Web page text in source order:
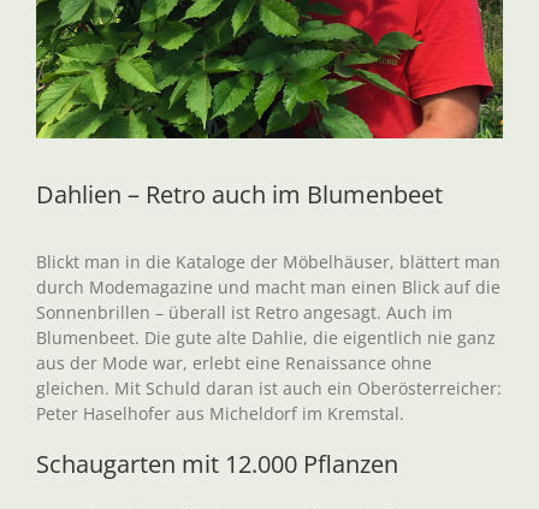
Dahlien – Retro auch im Blumenbeet
Blickt man in die Kataloge der Möbelhäuser, blättert man
durch Modemagazine und macht man einen Blick auf die
Sonnenbrillen – überall ist Retro angesagt. Auch im
Blumenbeet. Die gute alte Dahlie, die eigentlich nie ganz
aus der Mode war, erlebt eine Renaissance ohne
gleichen. Mit Schuld daran ist auch ein Oberösterreicher:
Peter Haselhofer aus Micheldorf im Kremstal.
Schaugarten mit 12.000 Pflanzen